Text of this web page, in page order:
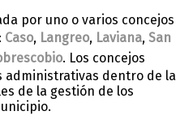
por uno o varios concejos
Caso, Langreo, Laviana, San
. Los concejos
administrativas dentro de la
de la gestión de los